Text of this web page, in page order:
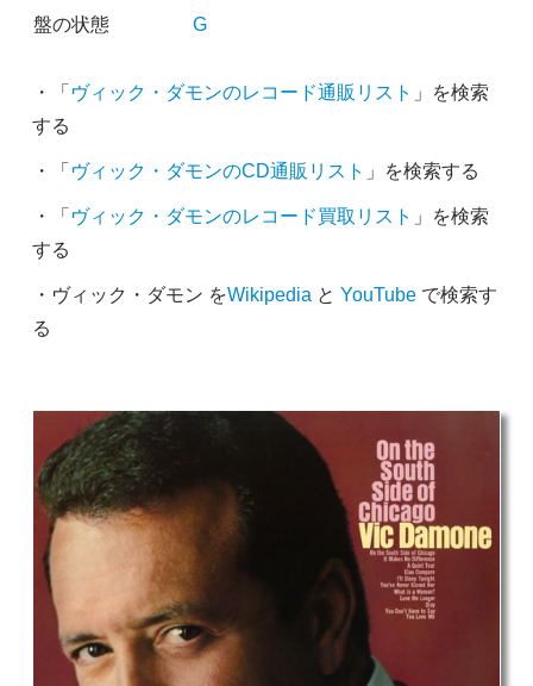
盤の状態
G
・「 ヴィック・ダモンのレコード通販リスト 」を検索
する
・「 ヴィック・ダモンのCD通販リスト 」を検索する
・「 ヴィック・ダモンのレコード買取リスト 」を検索
する
・ヴィック・ダモン をWikipedia と YouTubeで検索す
る